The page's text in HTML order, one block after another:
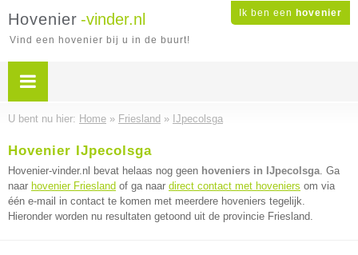
Ik ben een hovenier
Hovenier -vinder.nl
Vind een hovenier bij u in de buurt!
U bent nu hier: Home » Friesland » IJpecolsga
Hovenier IJpecolsga
Hovenier-vinder.nl bevat helaas nog geen hoveniers in IJpecolsga. Ga
naar hovenier Friesland of ga naar direct contact met hoveniers om via
één e-mail in contact te komen met meerdere hoveniers tegelijk.
Hieronder worden nu resultaten getoond uit de provincie Friesland.